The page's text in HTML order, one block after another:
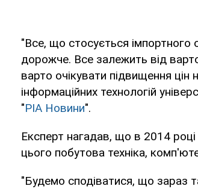
"Все, що стосується імпортного
дорожче. Все залежить від
варто очікувати підвищення
інформаційних технологій
"РІА Новини".
Експерт нагадав, що в 2014
цього побутова техніка,
"Будемо сподіватися, що зараз